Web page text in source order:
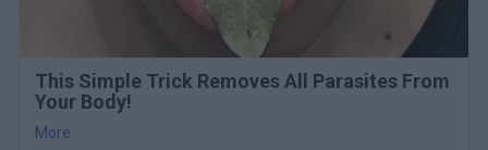
This Simple Trick Removes All Parasites From
Your Body!
More